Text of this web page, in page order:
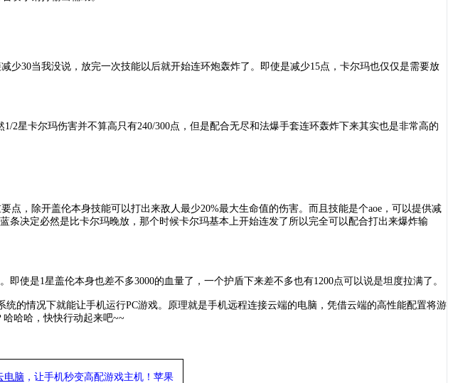
少30当我没说，放完一次技能以后就开始连环炮轰炸了。即使是减少15点，卡尔玛也仅仅是需要放
1/2星卡尔玛伤害并不算高只有240/300点，但是配合无尽和法爆手套连环轰炸下来其实也是非常高的
点，除开盖伦本身技能可以打出来敌人最少20%最大生命值的伤害。而且技能是个aoe，可以提供减
决定必然是比卡尔玛晚放，那个时候卡尔玛基本上开始连发了所以完全可以配合打出来爆炸输
使是1星盖伦本身也差不多3000的血量了，一个护盾下来差不多也有1200点可以说是坦度拉满了。
统的情况下就能让手机运行PC游戏。原理就是手机远程连接云端的电脑，凭借云端的高性能配置将游
哈哈，快快行动起来吧~~
电脑 ，让手机秒变高配游戏主机！苹果